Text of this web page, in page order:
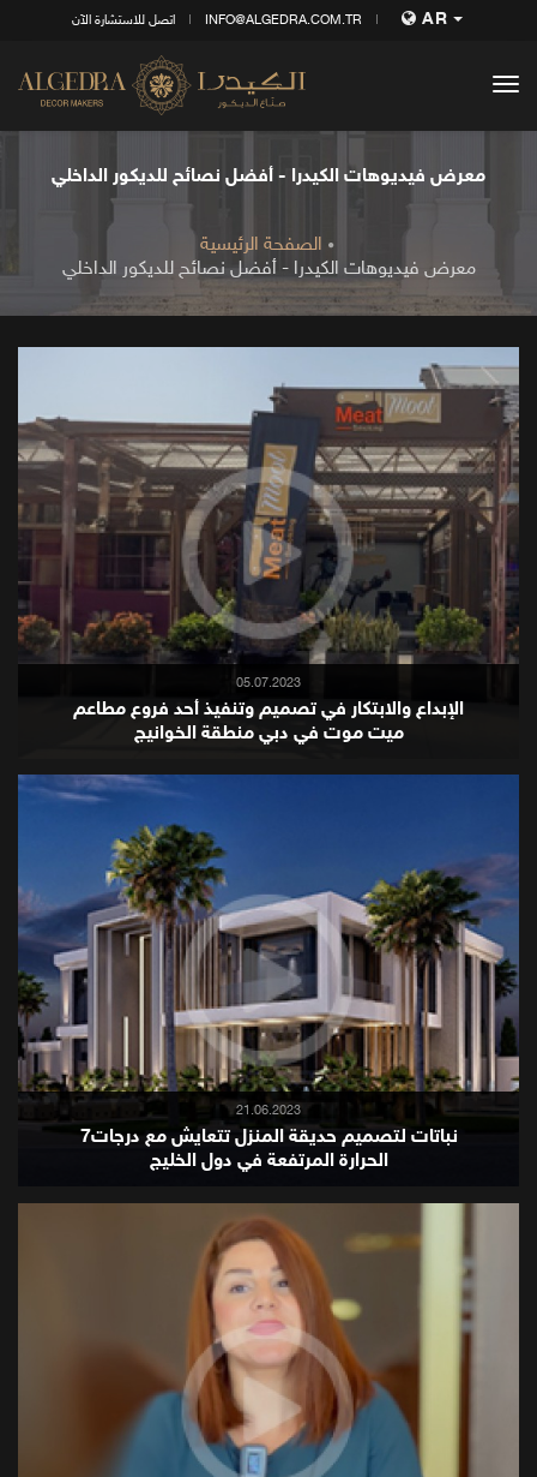
اتصل للاستشارة الآن INFO@ALGEDRA.COM.TR AR
معرض فيديوهات الكيدرا - أفضل نصائح للديكور الداخلي
الصفحة الرئيسية
معرض فيديوهات الكيدرا - أفضل نصائح للديكور الداخلي
05.07.2023
الإبداع والابتكار في تصميم وتنفيذ أحد فروع مطاعم
ميت موت في دبي منطقة الخوانيج
21.06.2023
7نباتات لتصميم حديقة المنزل تتعايش مع درجات
الحرارة المرتفعة في دول الخليج